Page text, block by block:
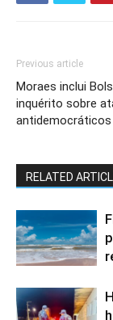
Previous article
Moraes inclui
inquérito sobre
antidemocráticos
RELATED